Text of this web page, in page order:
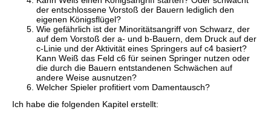
der entschlossene Vorstoß der Bauern lediglich den
eigenen Königsflügel?
Wie gefährlich ist der Minoritätsangriff von Schwarz, der
auf dem Vorstoß der a- und b-Bauern, dem Druck auf der
c-Linie und der Aktivität eines Springers auf c4 basiert?
Kann Weiß das Feld c6 für seinen Springer nutzen oder
die durch die Bauern entstandenen Schwächen auf
andere Weise ausnutzen?
Welcher Spieler profitiert vom Damentausch?
Ich habe die folgenden Kapitel erstellt: